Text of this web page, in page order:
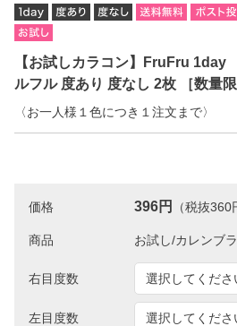
【お試しカラコン】FruFru 1day
ルフル 度あり 度なし 2枚 ［数量限
〈お一人様１色につき１注文まで〉
価格 396円 （税抜360
商品
右目度数
左目度数